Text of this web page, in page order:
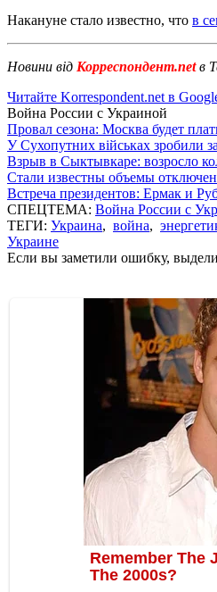
Накануне стало известно, что в
Новини від Корреспондент.netв
Читайте Korrespondent.net в
Война России с Украиной
Провал сезона: Москва будет
У Сухопутних військах зробили
Взрыв в Сыктывкаре: возросло
Стали известны объемы
Встреча президентов: Ермак и
СПЕЦТЕМА: Война России с
ТЕГИ: Украина, война,
Украине
Если вы заметили ошибку,